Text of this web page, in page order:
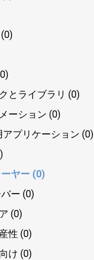
とライブラリ (0)
ーション (0)
プリケーション (0)
ヤー (0)
ー (0)
(0)
性 (0)
け (0)